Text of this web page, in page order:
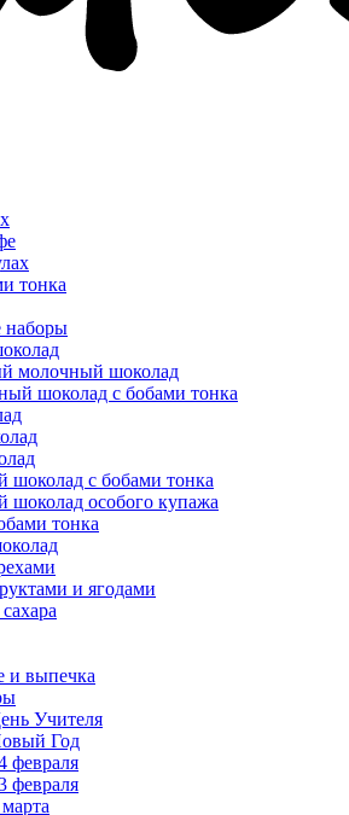
тонка
молочный шоколад
шоколад с бобами тонка
шоколад с бобами тонка
шоколад особого купажа
тонка
и ягодами
и выпечка
Учителя
Год
февраля
февраля